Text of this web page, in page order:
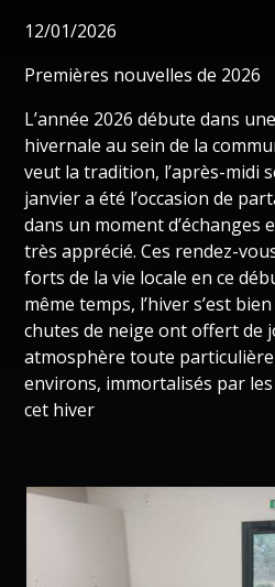
12/01/2026
Premières nouvelles de 2026
L’année 2026 débute dans
hivernale au sein de la
veut la tradition, l’après-midi
janvier a été l’occasion de
dans un moment d’échanges
très apprécié. Ces rendez-
forts de la vie locale en ce
même temps, l’hiver s’est
chutes de neige ont offert de
atmosphère toute particulière
environs, immortalisés par
cet hiver